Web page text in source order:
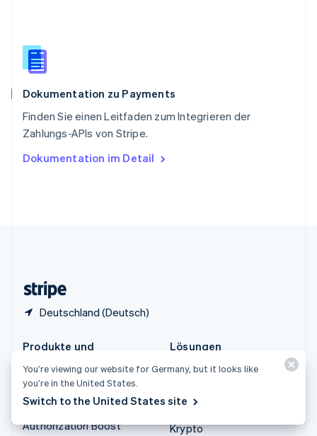
Dokumentation zu Payments
Finden Sie einen Leitfaden zum Integrieren der
Zahlungs-APIs von Stripe.
Dokumentation im Detail
Deutschland (Deutsch)
English
Spanien
Thailand
Tschechische Republik
English
English
Produkte und
Preisinformationen
Preisinformationen
Atlas
Authorization Boost
Lösungen
Unternehmen
Agentenbasierter Handel
Krypto
You’re viewing our website for Germany, but it looks like
you’re in the United States.
Switch to the United States site